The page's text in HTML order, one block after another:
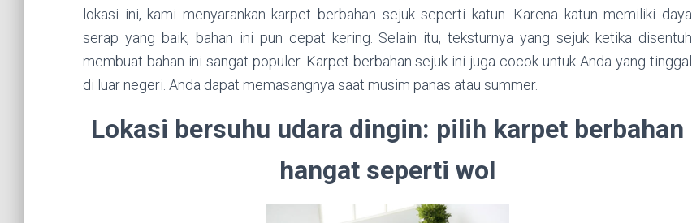
lokasi ini, kami menyarankan karpet berbahan sejuk seperti katun. Karena katun memiliki daya
serap yang baik, bahan ini pun cepat kering. Selain itu, teksturnya yang sejuk ketika disentuh
membuat bahan ini sangat populer. Karpet berbahan sejuk ini juga cocok untuk Anda yang tinggal
di luar negeri. Anda dapat memasangnya saat musim panas atau summer.
Lokasi bersuhu udara dingin: pilih karpet berbahan
hangat seperti wol